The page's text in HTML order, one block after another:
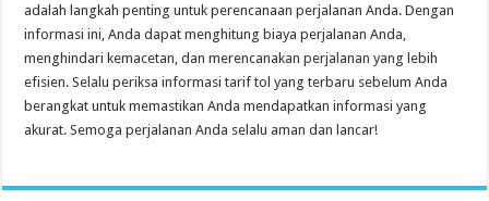
adalah langkah penting untuk perencanaan perjalanan Anda. Dengan
informasi ini, Anda dapat menghitung biaya perjalanan Anda,
menghindari kemacetan, dan merencanakan perjalanan yang lebih
efisien. Selalu periksa informasi tarif tol yang terbaru sebelum Anda
berangkat untuk memastikan Anda mendapatkan informasi yang
akurat. Semoga perjalanan Anda selalu aman dan lancar!